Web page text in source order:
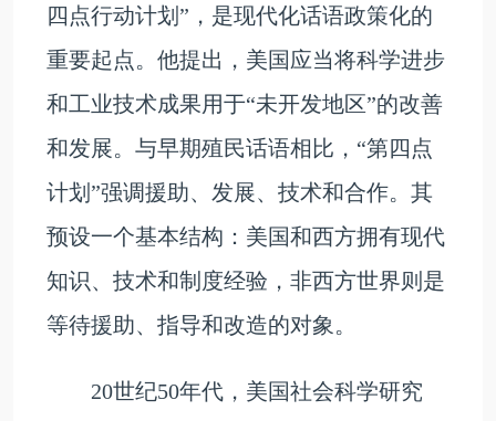
四点行动计划”，是现代化话语政策化的
重要起点。他提出，美国应当将科学进步
和工业技术成果用于“未开发地区”的改善
和发展。与早期殖民话语相比，“第四点
计划”强调援助、发展、技术和合作。其
预设一个基本结构：美国和西方拥有现代
知识、技术和制度经验，非西方世界则是
等待援助、指导和改造的对象。
20世纪50年代，美国社会科学研究